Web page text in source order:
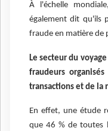
À l'échelle
également dit qu'ils
fraude en matière de
Le secteur du
fraudeurs
transactions et de la
En effet, une étude
que 46 % de toutes